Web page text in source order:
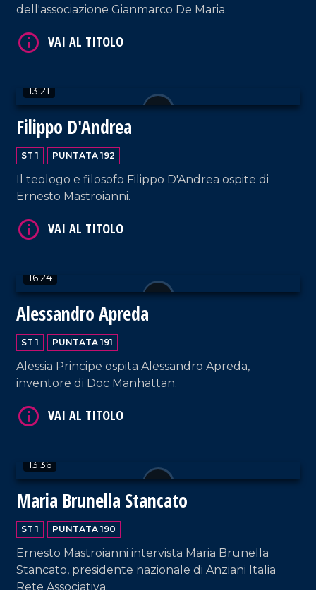
dell'associazione Gianmarco De Maria.
13:21
Filippo D'Andrea
ST 1 PUNTATA 192
Il teologo e filosofo Filippo D'Andrea ospite di
Ernesto Mastroianni.
16:24
Alessandro Apreda
ST 1 PUNTATA 191
Alessia Principe ospita Alessandro Apreda,
inventore di Doc Manhattan.
13:36
Maria Brunella Stancato
ST 1 PUNTATA 190
Ernesto Mastroianni intervista Maria Brunella
Stancato, presidente nazionale di Anziani Italia
Rete Associativa.
VAI AL TITOLO
VAI AL TITOLO
VAI AL TITOLO
VAI AL TITOLO